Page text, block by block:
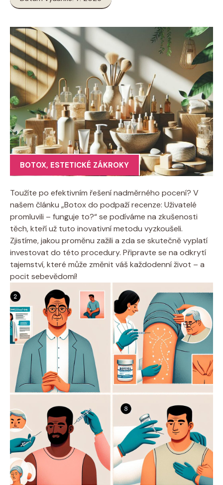
BOTOX, ESTETICKÉ ZÁKROKY
Toužíte po efektivním řešení ⁤nadměrného pocení? V
našem článku‌ „Botox ⁤do⁤ podpaží recenze: Uživatelé ​
promluvili​ – funguje to?“ se podíváme na zkušenosti
těch, kteří už ⁢tuto inovativní metodu vyzkoušeli.
Zjistíme, jakou proměnu​ zažili​ a zda se‌ skutečně​ vyplatí
investovat do této procedury. Připravte se na odkrytí
⁣tajemství,⁣ které‌ může změnit váš každodenní ⁣život ⁤–‌ a ​
pocit sebevědomí!